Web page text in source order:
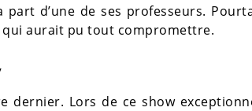
d’une de ses professeurs.
aurait pu tout compromettre.
dernier. Lors de ce show